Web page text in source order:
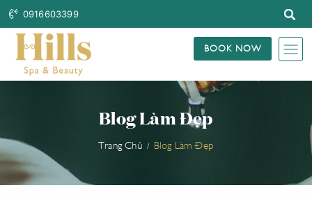
0916603399
BOOK NOW
Blog Làm Đẹp
Trang Chủ Blog Làm Đẹp